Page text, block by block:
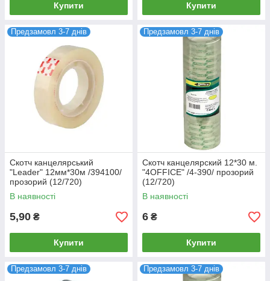
Купити Купити
Предзамовл 3-7 днів
Скотч канцелярський
"Leader" 12мм*30м /394100/
прозорий (12/720)
В наявності
5,90 ₴
Купити
Предзамовл 3-7 днів
Скотч канцелярский 12*30 м.
"4OFFICE" /4-390/ прозорий
(12/720)
В наявності
6 ₴
Купити
Предзамовл 3-7 днів Предзамовл 3-7 днів